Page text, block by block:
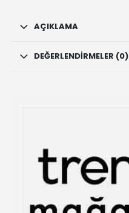
AÇIKLAMA
DEĞERLENDIRMELER (0)